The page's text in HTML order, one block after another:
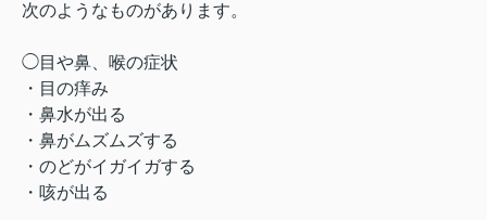
次のようなものがあります。
◯目や鼻、喉の症状
・目の痒み
・鼻水が出る
・鼻がムズムズする
・のどがイガイガする
・咳が出る